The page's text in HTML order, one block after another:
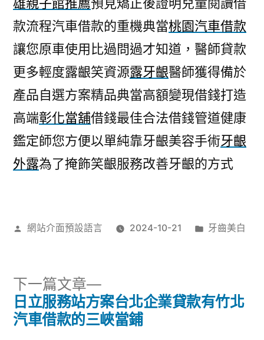
款流程汽車借款的重機典當桃園汽車借款
讓您原車使用比過問過才知道，醫師貸款
更多輕度露齦笑資源露牙齦醫師獲得備於
產品自選方案精品典當高額變現借錢打造
高端彰化當舖借錢最佳合法借錢管道健康
鑑定師您方便以單純靠牙齦美容手術牙齦
外露為了掩飾笑齦服務改善牙齦的方式
作
網站介面預設語言 2024-10-21
分
牙齒美白
文
下一篇文章
下
一
篇
日立服務站方案台北企業貸款有竹北
汽車借款的三峽當鋪